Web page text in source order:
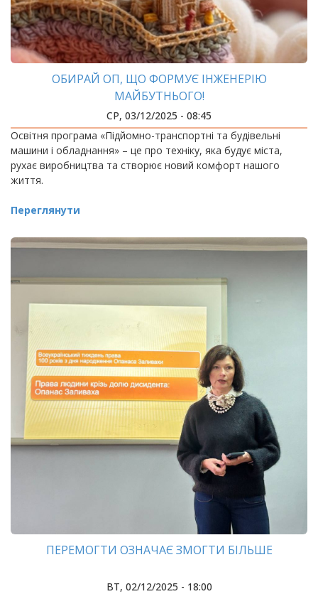
ОБИРАЙ ОП, ЩО ФОРМУЄ ІНЖЕНЕРІЮ
МАЙБУТНЬОГО!
СР, 03/12/2025 - 08:45
Освітня програма «Підйомно-транспортні та будівельні
машини і обладнання» – це про техніку, яка будує міста,
рухає виробництва та створює новий комфорт нашого
життя.
Переглянути
ПЕРЕМОГТИ ОЗНАЧАЄ ЗМОГТИ БІЛЬШЕ
ВТ, 02/12/2025 - 18:00